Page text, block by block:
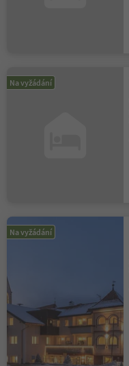
Na vyžádání
Na vyžádání